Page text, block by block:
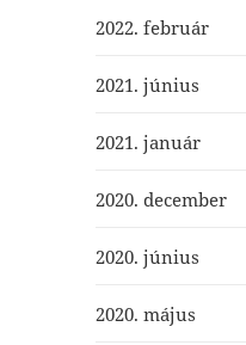
2022. február
2021. június
2021. január
2020. december
2020. június
2020. május